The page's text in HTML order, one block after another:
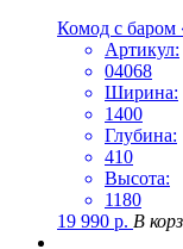
Комод с баром
Артикул:
04068
Ширина:
1400
Глубина:
410
Высота:
1180
19 990 р. В